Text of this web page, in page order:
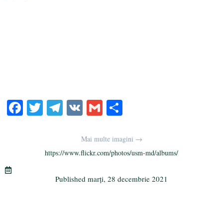
Fa T
r
Te
a
m
V G
ailaj
ea
Mai multe imagini →
https://www.flickr.com/photos/usm-md/albums/
Published marți, 28 decembrie 2021